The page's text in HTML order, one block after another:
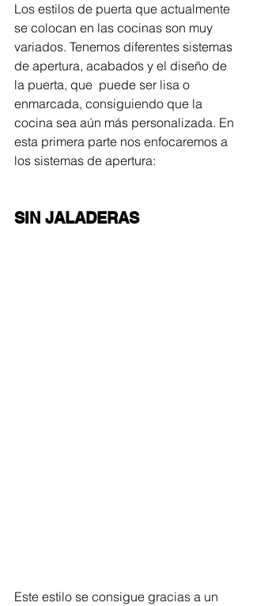
Los estilos de puerta que actualmente
se colocan en las cocinas son muy
variados. Tenemos diferentes sistemas
de apertura, acabados y el diseño de
la puerta, que  puede ser lisa o
enmarcada, consiguiendo que la
cocina sea aún más personalizada. En
esta primera parte nos enfocaremos a
los sistemas de apertura:
SIN JALADERAS
Este estilo se consigue gracias a un